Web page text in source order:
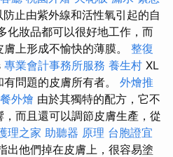
止由紫外線和活性氧引起的自
化妝品都可以很好地工作，而
上形成不愉快的薄膜。 整復
專業會計事務所服務 養生村 XL
問題的皮膚所有者。 外燴推
外燴 由於其獨特的配方，它不
而且還可以調節皮膚生產，從
理之家 助聽器 原理 台胞證宜
出他們掉在皮膚上，很容易塗